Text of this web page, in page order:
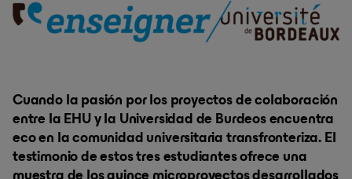
Cuando la pasión por los proyectos de colaboración
entre la EHU y la Universidad de Burdeos encuentra
eco en la comunidad universitaria transfronteriza. El
testimonio de estos tres estudiantes ofrece una